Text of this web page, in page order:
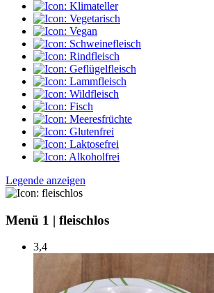
Legende anzeigen
Menü 1 | fleischlos
3,4